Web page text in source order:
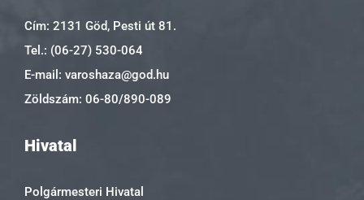
Cím: 2131 Göd, Pesti út 81.
Tel.: (06-27) 530-064
E-mail: varoshaza@god.hu
Zöldszám: 06-80/890-089
Hivatal
Polgármesteri Hivatal